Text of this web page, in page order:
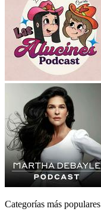
Categorías más populares